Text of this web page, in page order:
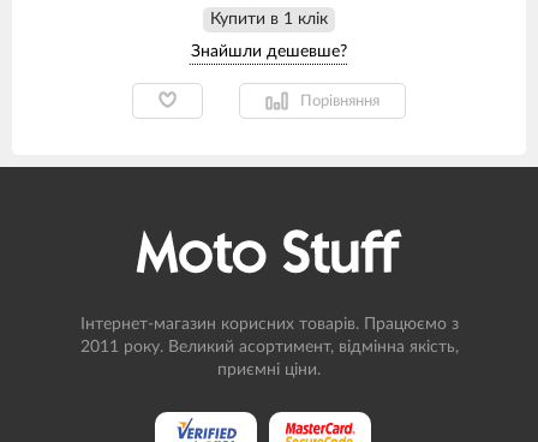
Купити в 1 клiк
Порівняння
Інтернет-магазин корисних товарів. Працюємо з
2011 року. Великий асортимент, відмінна якість,
приємні ціни.